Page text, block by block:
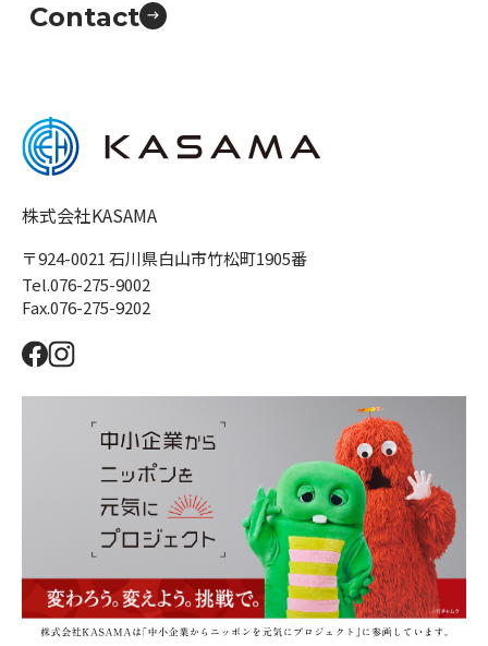
Contact
株式会社KASAMA
〒924-0021 石川県白山市竹松町1905番
Tel.076-275-9002
Fax.076-275-9202